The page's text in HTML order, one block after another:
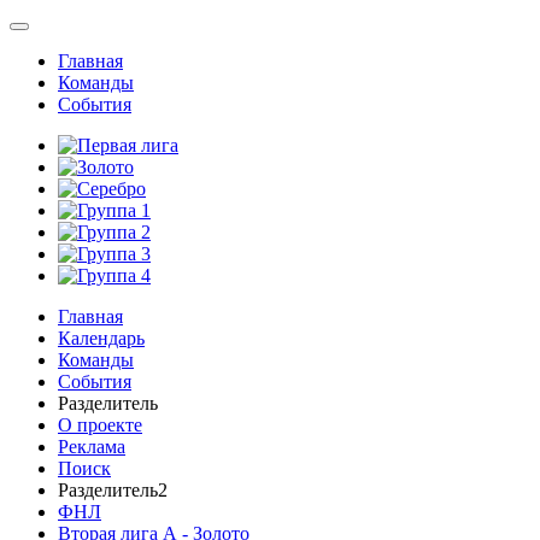
Главная
Команды
События
Главная
Календарь
Команды
События
Разделитель
О проекте
Реклама
Поиск
Разделитель2
ФНЛ
Вторая лига А - Золото